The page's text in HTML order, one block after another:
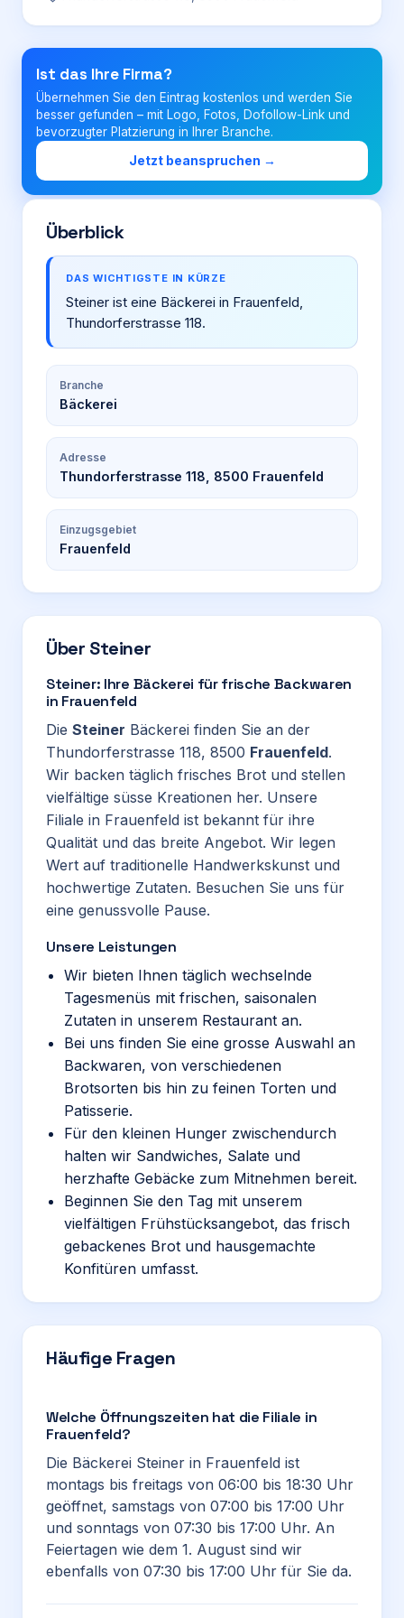
Login
Firma eintragen
Ist das Ihre Firma?
Übernehmen Sie den Eintrag kostenlos und werden Sie
besser gefunden – mit Logo, Fotos, Dofollow-Link und
bevorzugter Platzierung in Ihrer Branche.
Jetzt beanspruchen →
Überblick
DAS WICHTIGSTE IN KÜRZE
Steiner ist eine Bäckerei in Frauenfeld,
Thundorferstrasse 118.
Branche
Bäckerei
Adresse
Thundorferstrasse 118, 8500 Frauenfeld
Einzugsgebiet
Frauenfeld
Über Steiner
Steiner: Ihre Bäckerei für frische Backwaren
in Frauenfeld
Die Steiner Bäckerei finden Sie an der
Thundorferstrasse 118, 8500 Frauenfeld.
Wir backen täglich frisches Brot und stellen
vielfältige süsse Kreationen her. Unsere
Filiale in Frauenfeld ist bekannt für ihre
Qualität und das breite Angebot. Wir legen
Wert auf traditionelle Handwerkskunst und
hochwertige Zutaten. Besuchen Sie uns für
eine genussvolle Pause.
Unsere Leistungen
Wir bieten Ihnen täglich wechselnde
Tagesmenüs mit frischen, saisonalen
Zutaten in unserem Restaurant an.
Bei uns finden Sie eine grosse Auswahl an
Backwaren, von verschiedenen
Brotsorten bis hin zu feinen Torten und
Patisserie.
Für den kleinen Hunger zwischendurch
halten wir Sandwiches, Salate und
herzhafte Gebäcke zum Mitnehmen bereit.
Beginnen Sie den Tag mit unserem
vielfältigen Frühstücksangebot, das frisch
gebackenes Brot und hausgemachte
Konfitüren umfasst.
Häufige Fragen
Welche Öffnungszeiten hat die Filiale in
Frauenfeld?
Die Bäckerei Steiner in Frauenfeld ist
montags bis freitags von 06:00 bis 18:30 Uhr
geöffnet, samstags von 07:00 bis 17:00 Uhr
und sonntags von 07:30 bis 17:00 Uhr. An
Feiertagen wie dem 1. August sind wir
ebenfalls von 07:30 bis 17:00 Uhr für Sie da.